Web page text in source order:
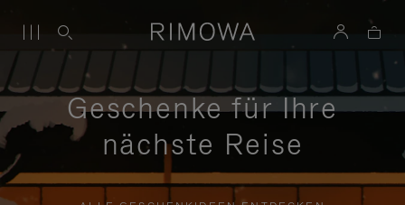
Geschenke für Ihre
nächste Reise